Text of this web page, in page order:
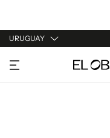
URUGUAY
URUGUAY
ARGENTINA